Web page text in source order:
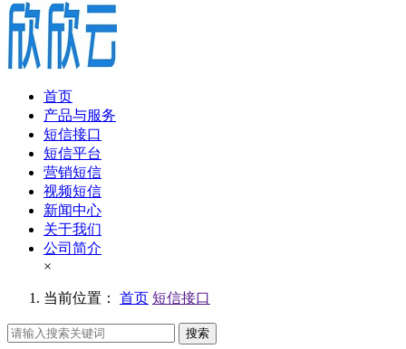
首页
产品与服务
短信接口
短信平台
营销短信
视频短信
新闻中心
关于我们
公司简介
×
当前位置： 首页 短信接口
搜索